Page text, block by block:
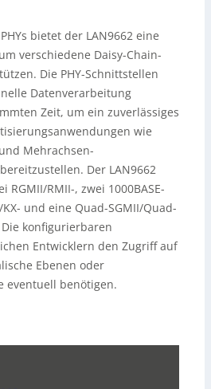
bietet der LAN9662 eine
verschiedene Daisy-Chain-
Die PHY-Schnittstellen
Datenverarbeitung
Zeit, um ein zuverlässiges
wie
Mehrachsen-
Der LAN9662
RMII-, zwei 1000BASE-
KX- und eine Quad-SGMII/Quad-
konfigurierbaren
Entwicklern den Zugriff auf
Ebenen oder
eventuell benötigen.